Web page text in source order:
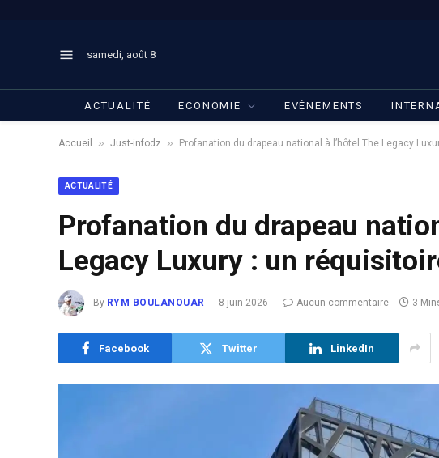
samedi, août 8
ACTUALITÉ ECONOMIE EVÉNEMENTS
Accueil » Just-infodz » Profanation du drapeau national à l’hôtel The Legacy
ACTUALITÉ
Profanation du drapeau
Legacy Luxury : un
By RYM BOULANOUAR 8 juin 2026 Aucun commentaire 3
Facebook Twitter LinkedIn